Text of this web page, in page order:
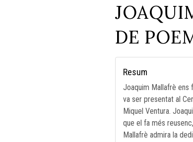
DE
Resum
Joaquim Mallafrè ens
va ser presentat al
Miquel Ventura.
que el fa més
Mallafrè admira la